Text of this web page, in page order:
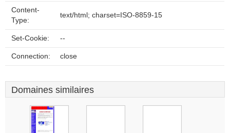
Content-
Type:
text/html; charset=ISO-8859-15
Set-Cookie: --
Connection: close
Domaines similaires